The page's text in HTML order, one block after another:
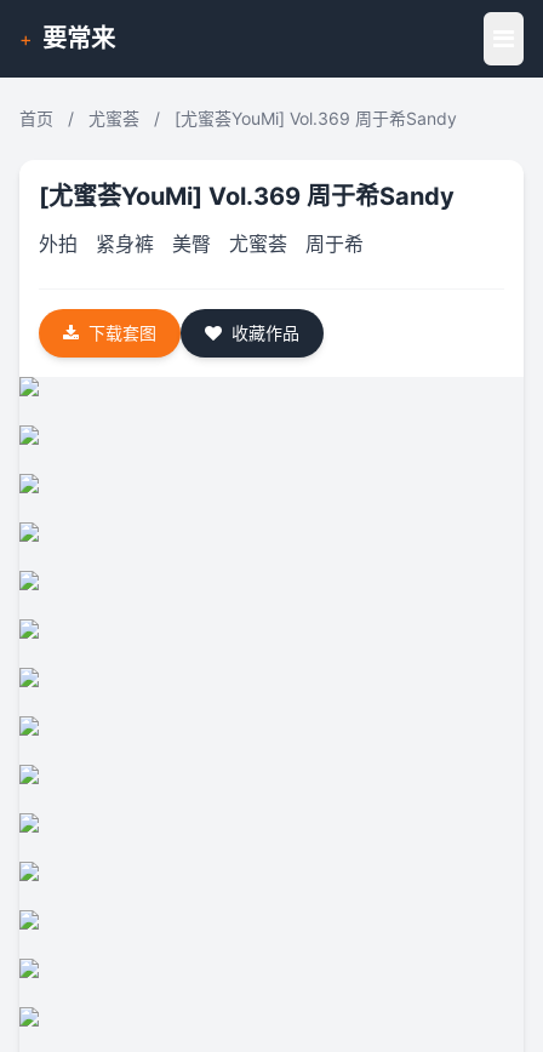
+ 要常来
首页 / 尤蜜荟 / [尤蜜荟YouMi] Vol.369 周于希Sandy
[尤蜜荟YouMi] Vol.369 周于希Sandy
外拍 紧身裤 美臀 尤蜜荟 周于希
下载套图 收藏作品